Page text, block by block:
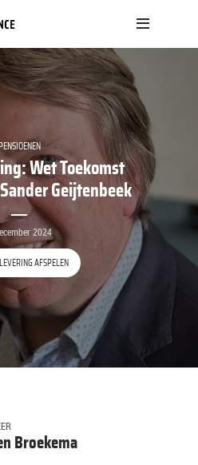
PENSIOENEN
Wet Toekomst
Geijtenbeek
2024
AFSPELEN
Broekema